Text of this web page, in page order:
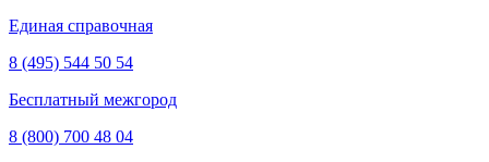
Единая справочная
8 (495) 544 50 54
Бесплатный межгород
8 (800) 700 48 04